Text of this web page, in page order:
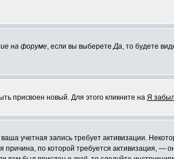
на форуме, если вы выберетеДа, то будете
присвоен новый. Для этого кликните на Я
учетная запись требует активизации.
причина, по которой требуется активизация,